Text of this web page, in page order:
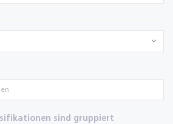
sind gruppiert